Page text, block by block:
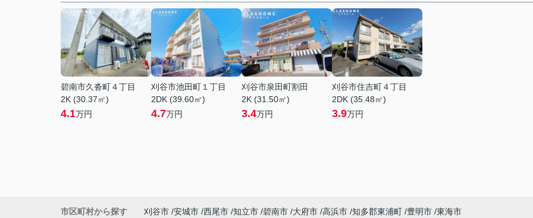
碧南市久沓町４丁目
2K (30.37㎡)
4.1万円
刈谷市池田町１丁目
2DK (39.60㎡)
4.7万円
刈谷市泉田町割田
2K (31.50㎡)
3.4万円
刈谷市住吉町４丁目
2DK (35.48㎡)
3.9万円
市区町村から探す 刈谷市 安城市 西尾市 知立市 碧南市 大府市 高浜市 知多郡東浦町 豊明市 東海市